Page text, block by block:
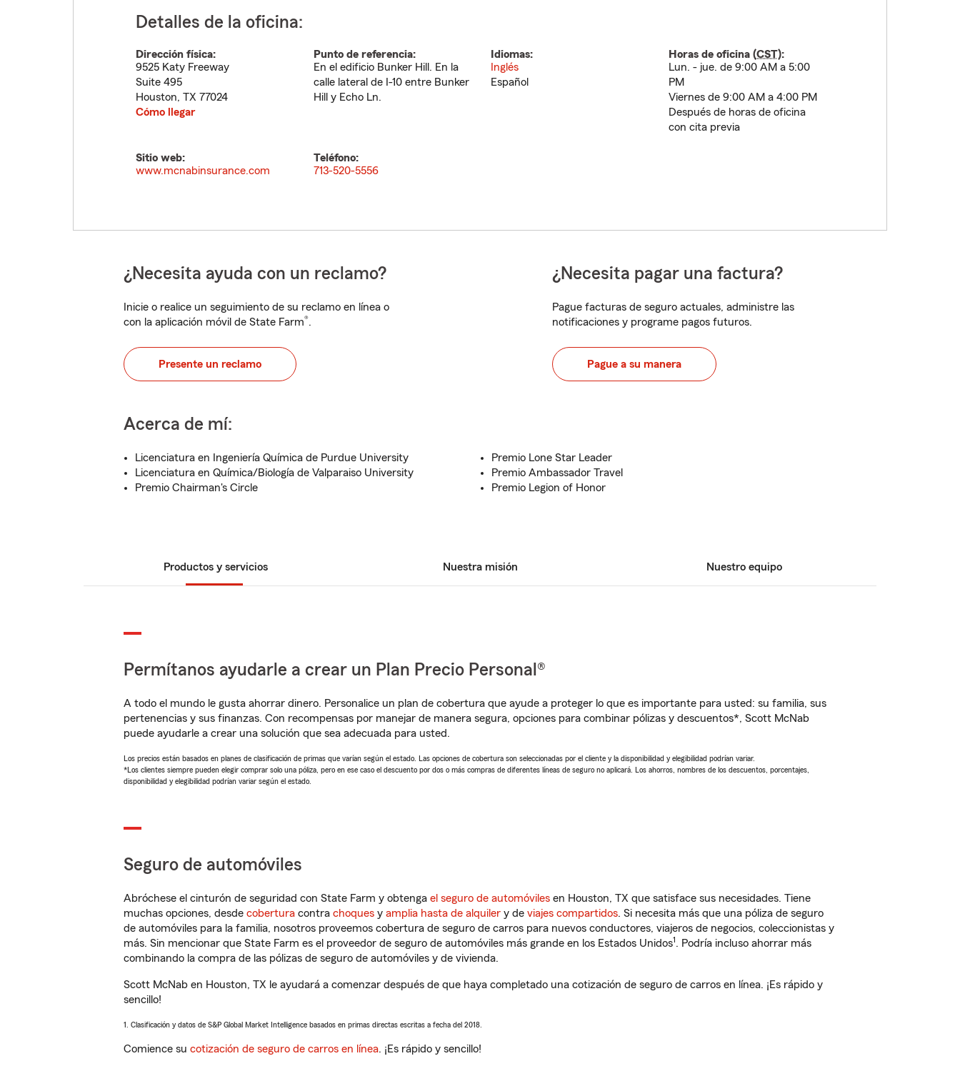
Detalles de la oficina:
Dirección física:
9525 Katy Freeway
Suite 495
Houston, TX 77024
Cómo llegar
Punto de referencia:
En el edificio Bunker Hill. En la
calle lateral de I-10 entre Bunker
Hill y Echo Ln.
Idiomas:
Inglés
Español
Horas de oficina (CST):
Lun. - jue. de 9:00 AM a 5:00
PM
Viernes de 9:00 AM a 4:00 PM
Después de horas de oficina
con cita previa
Sitio web:
www.mcnabinsurance.com
Teléfono:
713-520-5556
¿Necesita ayuda con un reclamo?
Inicie o realice un seguimiento de su reclamo en línea o
con la aplicación móvil de State Farm®.
Presente un reclamo
¿Necesita pagar una factura?
Pague facturas de seguro actuales, administre las
notificaciones y programe pagos futuros.
Pague a su manera
Acerca de mí:
Licenciatura en Ingeniería Química de Purdue University
Licenciatura en Química/Biología de Valparaiso University
Premio Chairman's Circle
Premio Lone Star Leader
Premio Ambassador Travel
Premio Legion of Honor
Productos y servicios Nuestra misión Nuestro equipo
Permítanos ayudarle a crear un Plan Precio Personal®
A todo el mundo le gusta ahorrar dinero. Personalice un plan de cobertura que ayude a proteger lo que es importante para usted: su familia, sus
pertenencias y sus finanzas. Con recompensas por manejar de manera segura, opciones para combinar pólizas y descuentos*, Scott McNab
puede ayudarle a crear una solución que sea adecuada para usted.
Los precios están basados en planes de clasificación de primas que varían según el estado. Las opciones de cobertura son seleccionadas por el cliente y la disponibilidad y elegibilidad podrían variar.
*Los clientes siempre pueden elegir comprar solo una póliza, pero en ese caso el descuento por dos o más compras de diferentes líneas de seguro no aplicará. Los ahorros, nombres de los descuentos, porcentajes,
disponibilidad y elegibilidad podrían variar según el estado.
Seguro de automóviles
Abróchese el cinturón de seguridad con State Farm y obtenga el seguro de automóviles en Houston, TX que satisface sus necesidades. Tiene
muchas opciones, desde cobertura contra choques y amplia hasta de alquiler y de viajes compartidos. Si necesita más que una póliza de seguro
de automóviles para la familia, nosotros proveemos cobertura de seguro de carros para nuevos conductores, viajeros de negocios, coleccionistas y
más. Sin mencionar que State Farm es el proveedor de seguro de automóviles más grande en los Estados Unidos1. Podría incluso ahorrar más
combinando la compra de las pólizas de seguro de automóviles y de vivienda.
Scott McNab en Houston, TX le ayudará a comenzar después de que haya completado una cotización de seguro de carros en línea. ¡Es rápido y
sencillo!
1. Clasificación y datos de S&P Global Market Intelligence basados en primas directas escritas a fecha del 2018.
Comience su cotización de seguro de carros en línea. ¡Es rápido y sencillo!